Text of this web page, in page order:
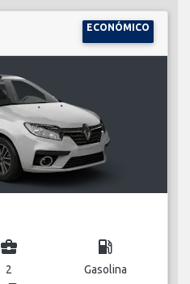
ECONÓMICO
business_center
2
local_gas_station
Gasolina